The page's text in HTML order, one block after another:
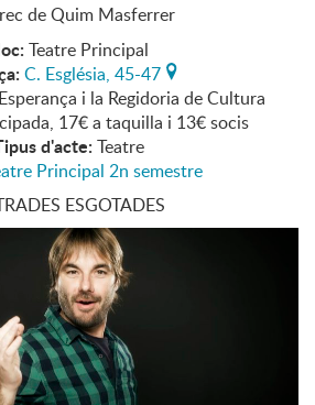
de Quim Masferrer
Teatre Principal
C. Església, 45-47
i la Regidoria de Cultura
17€ a taquilla i 13€ socis
d'acte: Teatre
Principal 2n semestre
ESGOTADES